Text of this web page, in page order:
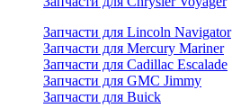
Запчасти для Lincoln Navigator
Запчасти для Mercury Mariner
Запчасти для Cadillac Escalade
Запчасти для GMC Jimmy
Запчасти для Buick